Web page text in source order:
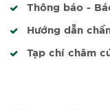
Thông báo -
Hướng dẫn
Tạp chí châm